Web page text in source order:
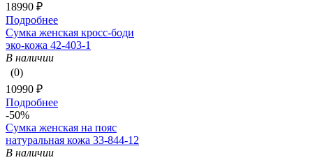
18990 ₽
Подробнее
Сумка женская кросс-боди
эко-кожа 42-403-1
В наличии
(0)
10990 ₽
Подробнее
-50%
Сумка женская на пояс
натуральная кожа 33-844-12
В наличии